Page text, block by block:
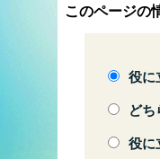
このページの
役に
ど
役に